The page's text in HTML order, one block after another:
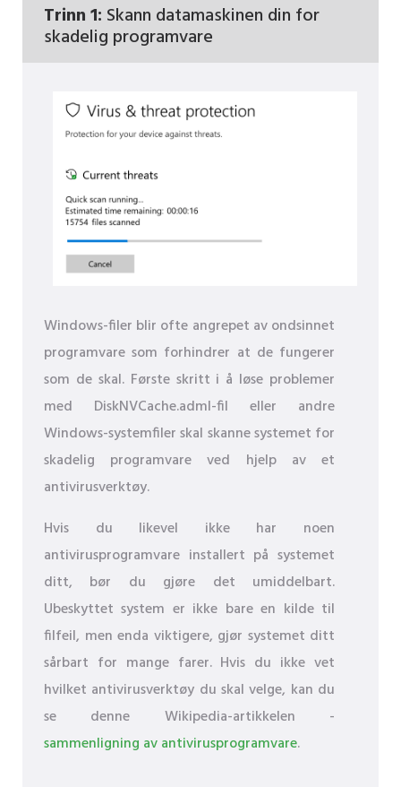
Trinn 1: Skann datamaskinen din for
skadelig programvare
Windows-filer blir ofte angrepet av ondsinnet
programvare som forhindrer at de fungerer
som de skal. Første skritt i å løse problemer
med DiskNVCache.adml-fil eller andre
Windows-systemfiler skal skanne systemet for
skadelig programvare ved hjelp av et
antivirusverktøy.
Hvis du likevel ikke har noen
antivirusprogramvare installert på systemet
ditt, bør du gjøre det umiddelbart.
Ubeskyttet system er ikke bare en kilde til
filfeil, men enda viktigere, gjør systemet ditt
sårbart for mange farer. Hvis du ikke vet
hvilket antivirusverktøy du skal velge, kan du
se denne Wikipedia-artikkelen -
sammenligning av antivirusprogramvare.